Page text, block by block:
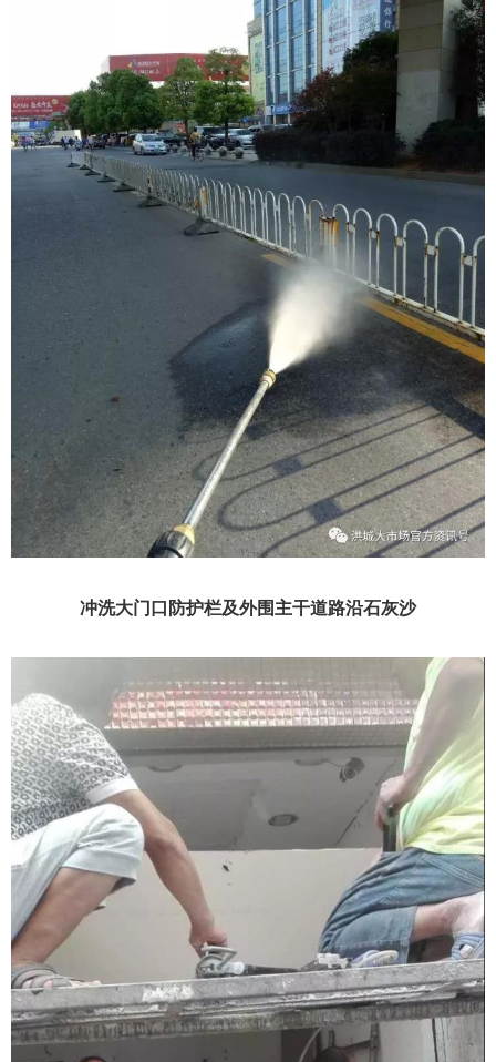
冲洗大门口防护栏及外围主干道路沿石灰沙